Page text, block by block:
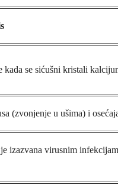
se sićušni kristali
(zvonjenje u ušima) i
izazvana virusnim